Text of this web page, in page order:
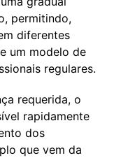
permitindo,
diferentes
um modelo de
regulares.
requerida, o
rapidamente
dos
que vem da